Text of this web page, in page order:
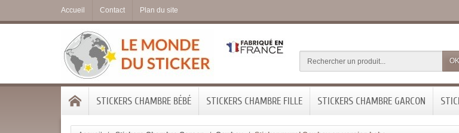
Accueil Contact Plan du site
OK
STICKERS CHAMBRE BÉBÉ STICKERS CHAMBRE FILLE STICKERS CHAMBRE GARCON